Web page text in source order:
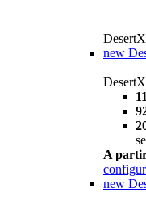
DesertX
new
DesertX
A
new